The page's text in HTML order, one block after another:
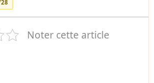
Noter cette article